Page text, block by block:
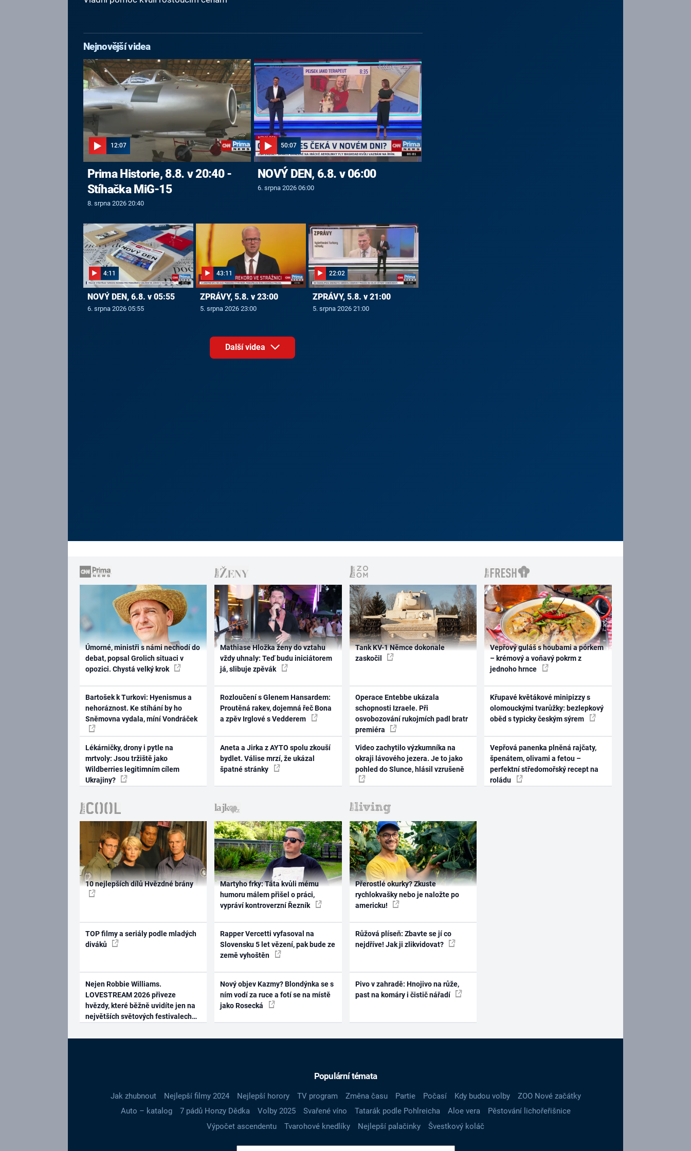
Nejnovější videa
12:07
Prima Historie, 8.8. v 20:40 -
Stíhačka MiG-15
8. srpna 2026 20:40
50:07
NOVÝ DEN, 6.8. v 06:00
6. srpna 2026 06:00
4:11
NOVÝ DEN, 6.8. v 05:55
6. srpna 2026 05:55
43:11
ZPRÁVY, 5.8. v 23:00
5. srpna 2026 23:00
22:02
ZPRÁVY, 5.8. v 21:00
5. srpna 2026 21:00
Další videa
Úmorné, ministři s námi nechodí do
debat, popsal Grolich situaci v
opozici. Chystá velký krok
Bartošek k Turkovi: Hyenismus a
nehoráznost. Ke stíhání by ho
Sněmovna vydala, míní Vondráček
Lékárničky, drony i pytle na
mrtvoly: Jsou tržiště jako
Wildberries legitimním cílem
Ukrajiny?
Mathiase Hložka ženy do vztahu
vždy uhnaly: Teď budu iniciátorem
já, slibuje zpěvák
Rozloučení s Glenem Hansardem:
Proutěná rakev, dojemná řeč Bona
a zpěv Irglové s Vedderem
Aneta a Jirka z AYTO spolu zkouší
bydlet. Válise mrzí, že ukázal
špatné stránky
Tank KV-1 Němce dokonale
zaskočil
Operace Entebbe ukázala
schopnosti Izraele. Při
osvobozování rukojmích padl bratr
premiéra
Video zachytilo výzkumníka na
okraji lávového jezera. Je to jako
pohled do Slunce, hlásil vzrušeně
Vepřový guláš s houbami a pórkem
– krémový a voňavý pokrm z
jednoho hrnce
Křupavé květákové minipizzy s
olomouckými tvarůžky: bezlepkový
oběd s typicky českým sýrem
Vepřová panenka plněná rajčaty,
špenátem, olivami a fetou –
perfektní středomořský recept na
roládu
10 nejlepších dílů Hvězdné brány
TOP filmy a seriály podle mladých
diváků
Nejen Robbie Williams.
LOVESTREAM 2026 přiveze
hvězdy, které běžně uvidíte jen na
největších světových festivalech
Martyho frky: Táta kvůli mému
humoru málem přišel o práci,
vypráví kontroverzní Řezník
Rapper Vercetti vyfasoval na
Slovensku 5 let vězení, pak bude ze
země vyhoštěn
Nový objev Kazmy? Blondýnka se s
ním vodí za ruce a fotí se na místě
jako Rosecká
Přerostlé okurky? Zkuste
rychlokvašky nebo je naložte po
americku!
Růžová plíseň: Zbavte se jí co
nejdříve! Jak ji zlikvidovat?
Pivo v zahradě: Hnojivo na růže,
past na komáry i čistič nářadí
Populární témata
Jak zhubnout Nejlepší filmy 2024 Nejlepší horory TV program Změna času Partie Počasí Kdy budou volby
ZOO Nové začátky
Auto – katalog
7 pádů Honzy Dědka Volby 2025 Svařené víno Tatarák podle Pohlreicha Aloe vera
Pěstování lichořeřišnice
Výpočet ascendentu
Tvarohové knedlíky Nejlepší palačinky Švestkový koláč